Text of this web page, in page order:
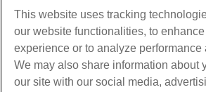
This website uses tracking
our website functionalities, to
experience or to analyze performance
We may also share information about
our site with our social media,